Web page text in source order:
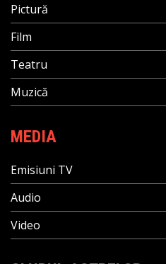
Pictură
Film
Teatru
Muzică
MEDIA
Emisiuni TV
Audio
Video